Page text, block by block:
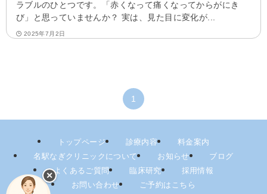
ラブルのひとつです。「赤くなって痛くなってからがにき
び」と思っていませんか？ 実は、見た目に変化が...
2025年7月2日
1
トップページ 診療内容
料金案内
名駅なぎクリニックについて
お知らせ
ブログ
よくあるご質問
臨床研究
採用情報
お問い合わせ
ご予約はこちら
✕